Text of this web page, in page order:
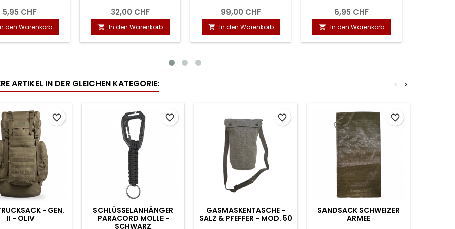
 In den Warenkorb  In den Warenkorb  In den Warenkorb 
ARTIKEL IN DER GLEICHEN KATEGORIE: >
<
- GEN.
II - OLIV
favorite_border
SCHLÜSSELANHÄNGER
PARACORD MOLLE -
SCHWARZ
favorite_border
GASMASKENTASCHE -
SALZ & PFEFFER - MOD. 50
favorite_border
SANDSACK SCHWEIZER
ARMEE
favorite_border